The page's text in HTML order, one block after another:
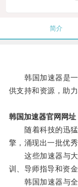
简介
韩国加速器是一
供支持和资源，助
韩国加速器官网网址
随着科技的迅猛
擎，涌现出一批优秀
这些加速器与大
训、导师指导和资
韩国加速器与全